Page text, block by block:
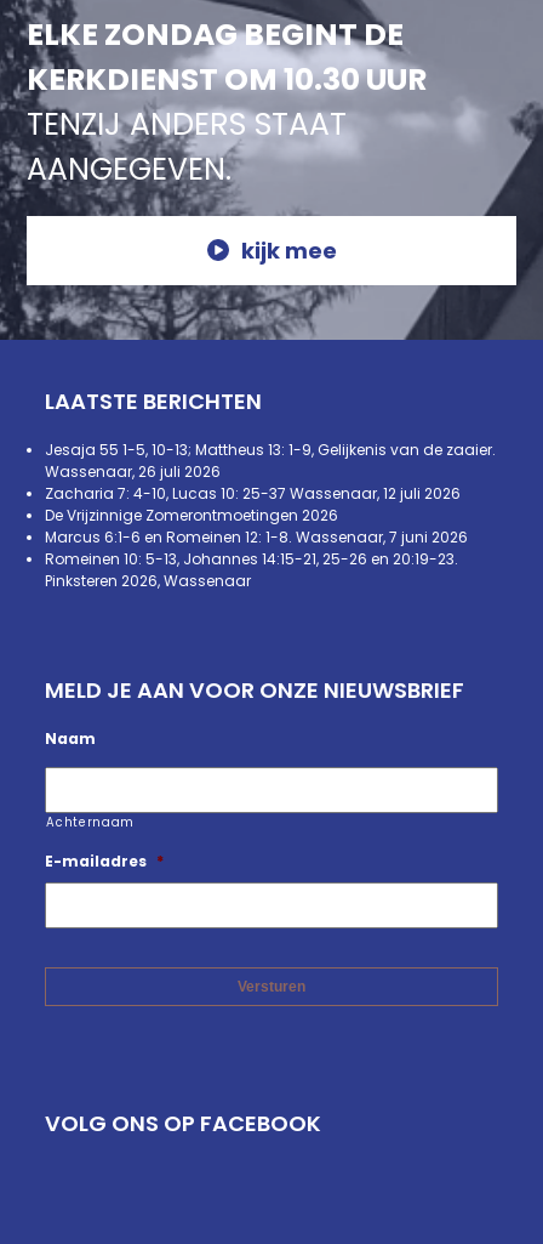
ELKE ZONDAG BEGINT DE
KERKDIENST OM 10.30 UUR
TENZIJ ANDERS STAAT
AANGEGEVEN.
kijk mee
LAATSTE BERICHTEN
Jesaja 55 1-5, 10-13; Mattheus 13: 1-9, Gelijkenis van de zaaier.
Wassenaar, 26 juli 2026
Zacharia 7: 4-10, Lucas 10: 25-37 Wassenaar, 12 juli 2026
De Vrijzinnige Zomerontmoetingen 2026
Marcus 6:1-6 en Romeinen 12: 1-8. Wassenaar, 7 juni 2026
Romeinen 10: 5-13, Johannes 14:15-21, 25-26 en 20:19-23.
Pinksteren 2026, Wassenaar
MELD JE AAN VOOR ONZE NIEUWSBRIEF
Naam
Achternaam
E-mailadres *
VOLG ONS OP FACEBOOK